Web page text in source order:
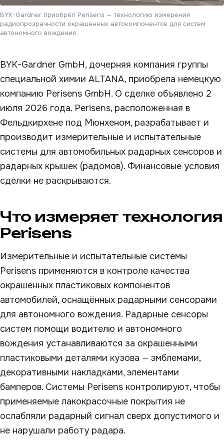
BYK-Gardner приобрёл Perisens — технологию измерения
радиопрозрачности окрашенных автокомпонентов для систем
автономного вождения.
BYK-Gardner GmbH, дочерняя компания группы
специальной химии ALTANA, приобрела немецкую
компанию Perisens GmbH. О сделке объявлено 2
июля 2026 года. Perisens, расположенная в
Фельдкирхене под Мюнхеном, разрабатывает и
производит измерительные и испытательные
системы для автомобильных радарных сенсоров и
радарных крышек (радомов). Финансовые условия
сделки не раскрываются.
Что измеряет технология
Perisens
Измерительные и испытательные системы
Perisens применяются в контроле качества
окрашенных пластиковых компонентов
автомобилей, оснащённых радарными сенсорами
для автономного вождения. Радарные сенсоры
систем помощи водителю и автономного
вождения устанавливаются за окрашенными
пластиковыми деталями кузова — эмблемами,
декоративными накладками, элементами
бамперов. Системы Perisens контролируют, чтобы
применяемые лакокрасочные покрытия не
ослабляли радарный сигнал сверх допустимого и
не нарушали работу радара.